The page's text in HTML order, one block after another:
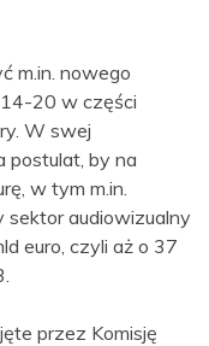
m.in. nowego
20 w części
W swej
postulat, by na
w tym m.in.
sektor audiowizualny
euro, czyli aż o 37
przez Komisję